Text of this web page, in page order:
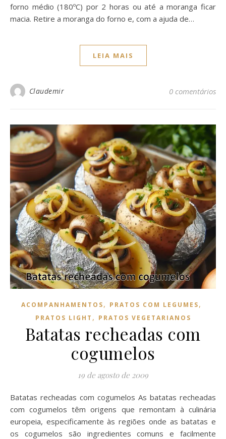
forno médio (180ºC) por 2 horas ou até a moranga ficar
macia. Retire a moranga do forno e, com a ajuda de…
LEIA MAIS
Claudemir 0 comentários
ACOMPANHAMENTOS, PRATOS COM LEGUMES,
PRATOS LIGHT , PRATOS VEGETARIANOS
Batatas recheadas com
cogumelos
19 de agosto de 2009
Batatas recheadas com cogumelos As batatas recheadas
com cogumelos têm origens que remontam à culinária
europeia, especificamente às regiões onde as batatas e
os cogumelos são ingredientes comuns e facilmente